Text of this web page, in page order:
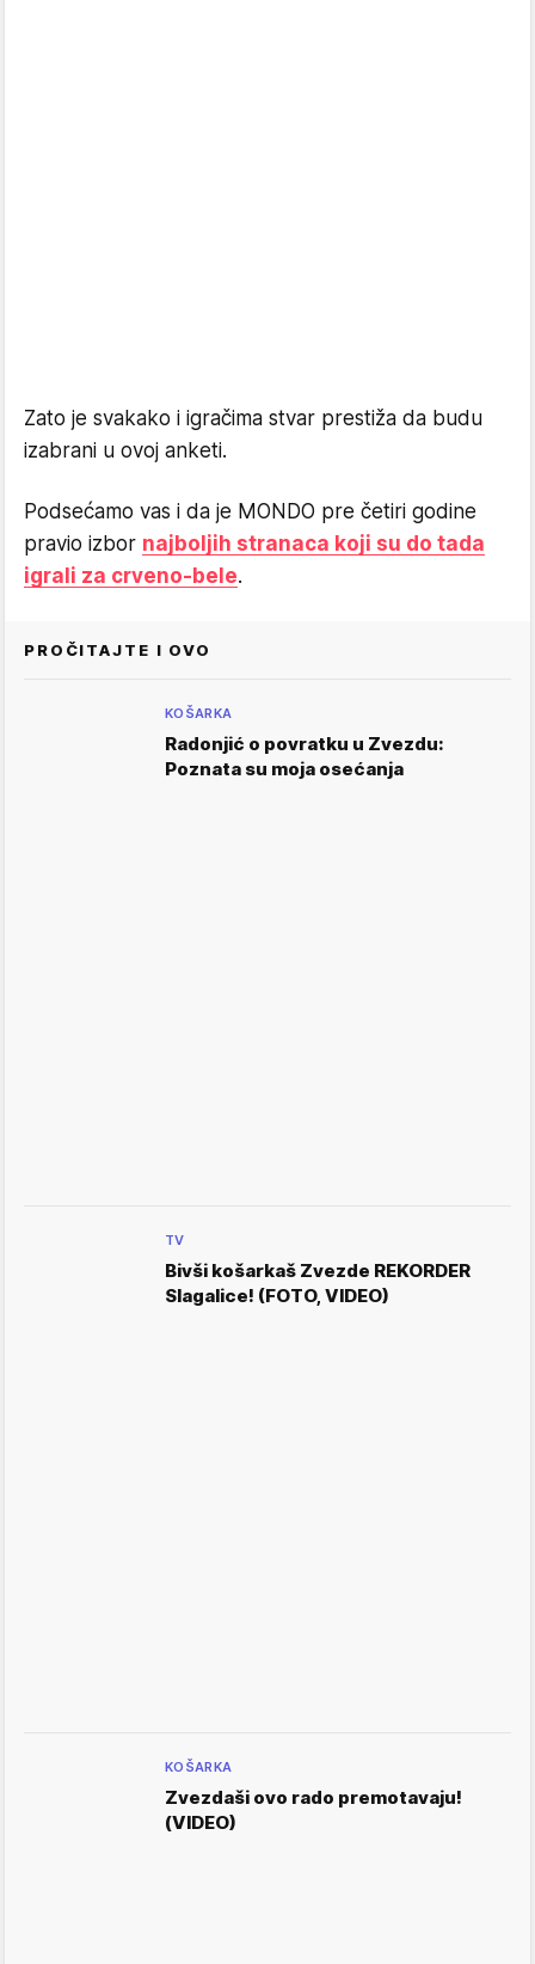
Zato je svakako i igračima stvar prestiža da budu
izabrani u ovoj anketi.
Podsećamo vas i da je MONDO pre četiri godine
pravio izbor najboljih stranaca koji su do tada
igrali za crveno-bele.
PROČITAJTE I OVO
KOŠARKA
Radonjić o povratku u Zvezdu:
Poznata su moja osećanja
TV
Bivši košarkaš Zvezde REKORDER
Slagalice! (FOTO, VIDEO)
KOŠARKA
Zvezdaši ovo rado premotavaju!
(VIDEO)